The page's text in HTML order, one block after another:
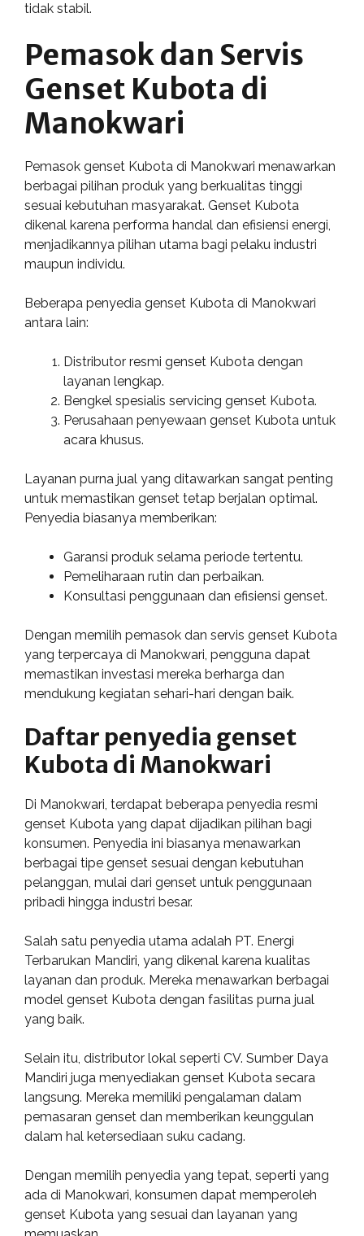
tidak stabil.
Pemasok dan Servis
Genset Kubota di
Manokwari
Pemasok genset Kubota di Manokwari menawarkan
berbagai pilihan produk yang berkualitas tinggi
sesuai kebutuhan masyarakat. Genset Kubota
dikenal karena performa handal dan efisiensi energi,
menjadikannya pilihan utama bagi pelaku industri
maupun individu.
Beberapa penyedia genset Kubota di Manokwari
antara lain:
Distributor resmi genset Kubota dengan
layanan lengkap.
Bengkel spesialis servicing genset Kubota.
Perusahaan penyewaan genset Kubota untuk
acara khusus.
Layanan purna jual yang ditawarkan sangat penting
untuk memastikan genset tetap berjalan optimal.
Penyedia biasanya memberikan:
Garansi produk selama periode tertentu.
Pemeliharaan rutin dan perbaikan.
Konsultasi penggunaan dan efisiensi genset.
Dengan memilih pemasok dan servis genset Kubota
yang terpercaya di Manokwari, pengguna dapat
memastikan investasi mereka berharga dan
mendukung kegiatan sehari-hari dengan baik.
Daftar penyedia genset
Kubota di Manokwari
Di Manokwari, terdapat beberapa penyedia resmi
genset Kubota yang dapat dijadikan pilihan bagi
konsumen. Penyedia ini biasanya menawarkan
berbagai tipe genset sesuai dengan kebutuhan
pelanggan, mulai dari genset untuk penggunaan
pribadi hingga industri besar.
Salah satu penyedia utama adalah PT. Energi
Terbarukan Mandiri, yang dikenal karena kualitas
layanan dan produk. Mereka menawarkan berbagai
model genset Kubota dengan fasilitas purna jual
yang baik.
Selain itu, distributor lokal seperti CV. Sumber Daya
Mandiri juga menyediakan genset Kubota secara
langsung. Mereka memiliki pengalaman dalam
pemasaran genset dan memberikan keunggulan
dalam hal ketersediaan suku cadang.
Dengan memilih penyedia yang tepat, seperti yang
ada di Manokwari, konsumen dapat memperoleh
genset Kubota yang sesuai dan layanan yang